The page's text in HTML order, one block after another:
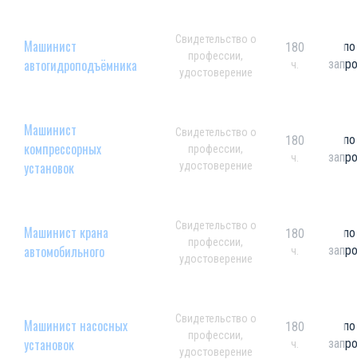
Машинист
автогидроподъёмника
Свидетельство о
профессии,
удостоверение
180
ч.
по
Машинист
компрессорных
установок
Свидетельство о
профессии,
удостоверение
180
ч.
по
Машинист крана
автомобильного
Свидетельство о
профессии,
удостоверение
180
ч.
по
Машинист насосных
установок
Свидетельство о
профессии,
удостоверение
180
ч.
по